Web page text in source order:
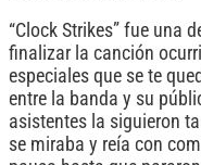
“Clock Strikes” fue una
finalizar la canción
especiales que se te
entre la banda y su
asistentes la siguieron
se miraba y reía con